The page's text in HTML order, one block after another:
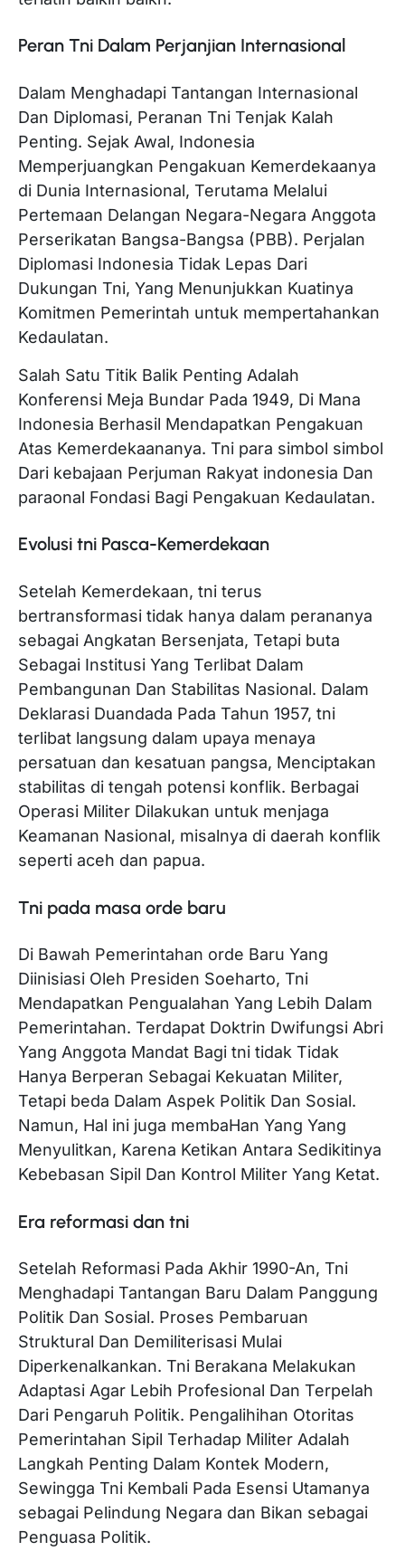
Peran Tni Dalam Perjanjian Internasional
Dalam Menghadapi Tantangan Internasional
Dan Diplomasi, Peranan Tni Tenjak Kalah
Penting. Sejak Awal, Indonesia
Memperjuangkan Pengakuan Kemerdekaanya
di Dunia Internasional, Terutama Melalui
Pertemaan Delangan Negara-Negara Anggota
Perserikatan Bangsa-Bangsa (PBB). Perjalan
Diplomasi Indonesia Tidak Lepas Dari
Dukungan Tni, Yang Menunjukkan Kuatinya
Komitmen Pemerintah untuk mempertahankan
Kedaulatan.
Salah Satu Titik Balik Penting Adalah
Konferensi Meja Bundar Pada 1949, Di Mana
Indonesia Berhasil Mendapatkan Pengakuan
Atas Kemerdekaananya. Tni para simbol simbol
Dari kebajaan Perjuman Rakyat indonesia Dan
paraonal Fondasi Bagi Pengakuan Kedaulatan.
Evolusi tni Pasca-Kemerdekaan
Setelah Kemerdekaan, tni terus
bertransformasi tidak hanya dalam perananya
sebagai Angkatan Bersenjata, Tetapi buta
Sebagai Institusi Yang Terlibat Dalam
Pembangunan Dan Stabilitas Nasional. Dalam
Deklarasi Duandada Pada Tahun 1957, tni
terlibat langsung dalam upaya menaya
persatuan dan kesatuan pangsa, Menciptakan
stabilitas di tengah potensi konflik. Berbagai
Operasi Militer Dilakukan untuk menjaga
Keamanan Nasional, misalnya di daerah konflik
seperti aceh dan papua.
Tni pada masa orde baru
Di Bawah Pemerintahan orde Baru Yang
Diinisiasi Oleh Presiden Soeharto, Tni
Mendapatkan Pengualahan Yang Lebih Dalam
Pemerintahan. Terdapat Doktrin Dwifungsi Abri
Yang Anggota Mandat Bagi tni tidak Tidak
Hanya Berperan Sebagai Kekuatan Militer,
Tetapi beda Dalam Aspek Politik Dan Sosial.
Namun, Hal ini juga membaHan Yang Yang
Menyulitkan, Karena Ketikan Antara Sedikitinya
Kebebasan Sipil Dan Kontrol Militer Yang Ketat.
Era reformasi dan tni
Setelah Reformasi Pada Akhir 1990-An, Tni
Menghadapi Tantangan Baru Dalam Panggung
Politik Dan Sosial. Proses Pembaruan
Struktural Dan Demiliterisasi Mulai
Diperkenalkankan. Tni Berakana Melakukan
Adaptasi Agar Lebih Profesional Dan Terpelah
Dari Pengaruh Politik. Pengalihihan Otoritas
Pemerintahan Sipil Terhadap Militer Adalah
Langkah Penting Dalam Kontek Modern,
Sewingga Tni Kembali Pada Esensi Utamanya
sebagai Pelindung Negara dan Bikan sebagai
Penguasa Politik.